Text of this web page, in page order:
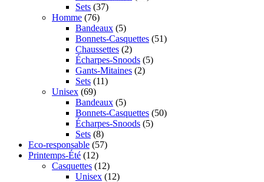
Sets (37)
Homme (76)
Bandeaux (5)
Bonnets-Casquettes (51)
Chaussettes (2)
Écharpes-Snoods (5)
Gants-Mitaines (2)
Sets (11)
Unisex (69)
Bandeaux (5)
Bonnets-Casquettes (50)
Écharpes-Snoods (5)
Sets (8)
Eco-responsable (57)
Printemps-Été (12)
Casquettes (12)
Unisex (12)